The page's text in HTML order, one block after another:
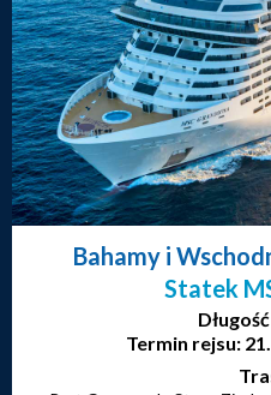
Bahamy i
Statek
Termin rejsu: